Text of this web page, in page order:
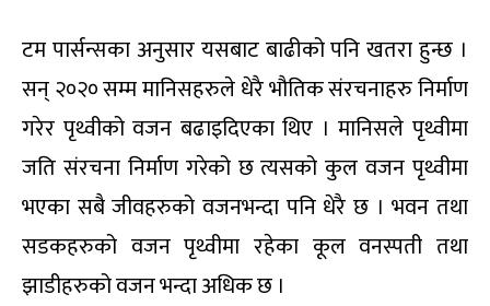
टम पार्सन्सका अनुसार यसबाट बाढीको पनि खतरा हुन्छ ।
सन् २०२० सम्म मानिसहरुले धेरै भौतिक संरचनाहरु निर्माण
गरेर पृथ्वीको वजन बढाइदिएका थिए । मानिसले पृथ्वीमा
जति संरचना निर्माण गरेको छ त्यसको कुल वजन पृथ्वीमा
भएका सबै जीवहरुको वजनभन्दा पनि धेरै छ । भवन तथा
सडकहरुको वजन पृथ्वीमा रहेका कूल वनस्पती तथा
झाडीहरुको वजन भन्दा अधिक छ ।